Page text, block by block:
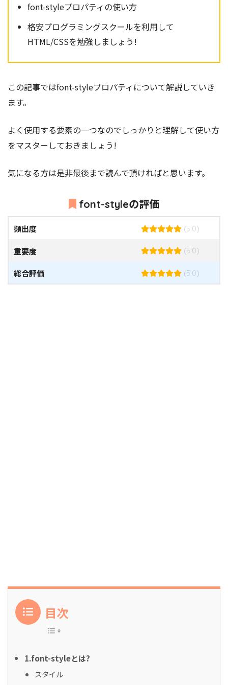
font-styleプロパティの使い方
格安プログラミングスクールを利用して
HTML/CSSを勉強しましょう!
この記事ではfont-styleプロパティ について解説していき
ます。
よく使用する要素の一つなのでしっかりと理解して使い方
をマスターしておきましょう!
気になる方は是非最後まで読んで頂ければと思います。
font-styleの評価
頻出度 (5.0)
重要度 (5.0)
総合評価 (5.0)
目次
1.font-styleとは?
スタイル